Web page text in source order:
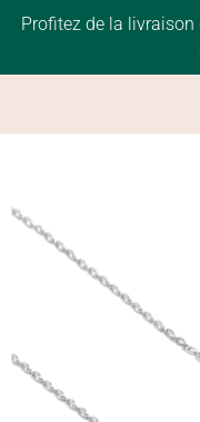
Profitez de la